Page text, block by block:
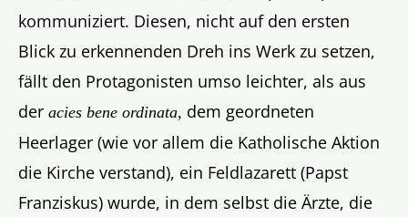
kommuniziert. Diesen, nicht auf den ersten
Blick zu erkennenden Dreh ins Werk zu setzen,
fällt den Protagonisten umso leichter, als aus
der acies bene ordinata, dem geordneten
Heerlager (wie vor allem die Katholische Aktion
die Kirche verstand), ein Feldlazarett (Papst
Franziskus) wurde, in dem selbst die Ärzte, die